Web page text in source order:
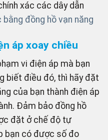
xác các dây dẫn
đồng hồ vạn năng
áp xoay chiều
vi điện áp mà bạn
biết điều đó, thì hãy đặt
của bạn thành điện áp
Đảm bảo đồng hồ
đặt ở chế độ tự
bạn có được số đo